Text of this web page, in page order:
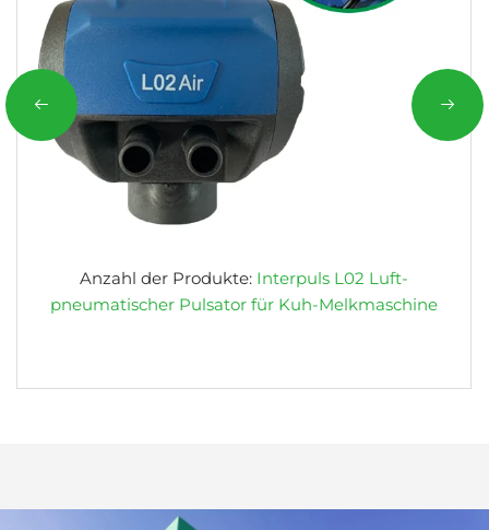
Anzahl der Produkte: Interpuls L02 Luft-
pneumatischer Pulsator für Kuh-Melkmaschine